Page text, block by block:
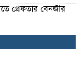
গ্রেফতার বেনজীর